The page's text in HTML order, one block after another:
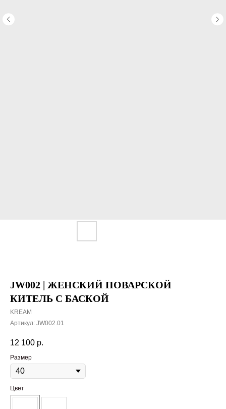
JW002 | ЖЕНСКИЙ ПОВАРСКОЙ
КИТЕЛЬ С БАСКОЙ
KREAM
Артикул: JW002.01
12 100 р.
Размер
Цвет